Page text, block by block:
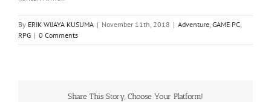
By ERIK WIJAYA KUSUMA | November 11th, 2018 | Adventure, GAME PC,
RPG | 0 Comments
Share This Story, Choose Your Platform!